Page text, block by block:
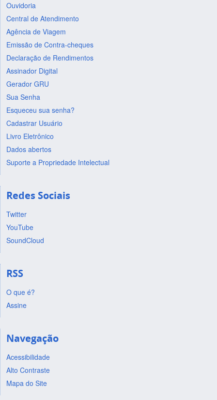
Ouvidoria
Central de Atendimento
Agência de Viagem
Emissão de Contra-cheques
Declaração de Rendimentos
Assinador Digital
Gerador GRU
Sua Senha
Esqueceu sua senha?
Cadastrar Usuário
Livro Eletrônico
Dados abertos
Suporte a Propriedade Intelectual
Redes Sociais
Twitter
YouTube
SoundCloud
RSS
O que é?
Assine
Navegação
Acessibilidade
Alto Contraste
Mapa do Site